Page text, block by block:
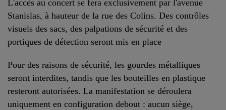
L'accès au concert se fera exclusivement par l'avenue
Stanislas, à hauteur de la rue des Colins. Des contrôles
visuels des sacs, des palpations de sécurité et des
portiques de détection seront mis en place
Pour des raisons de sécurité, les gourdes métalliques
seront interdites, tandis que les bouteilles en plastique
resteront autorisées. La manifestation se déroulera
uniquement en configuration debout : aucun siège,